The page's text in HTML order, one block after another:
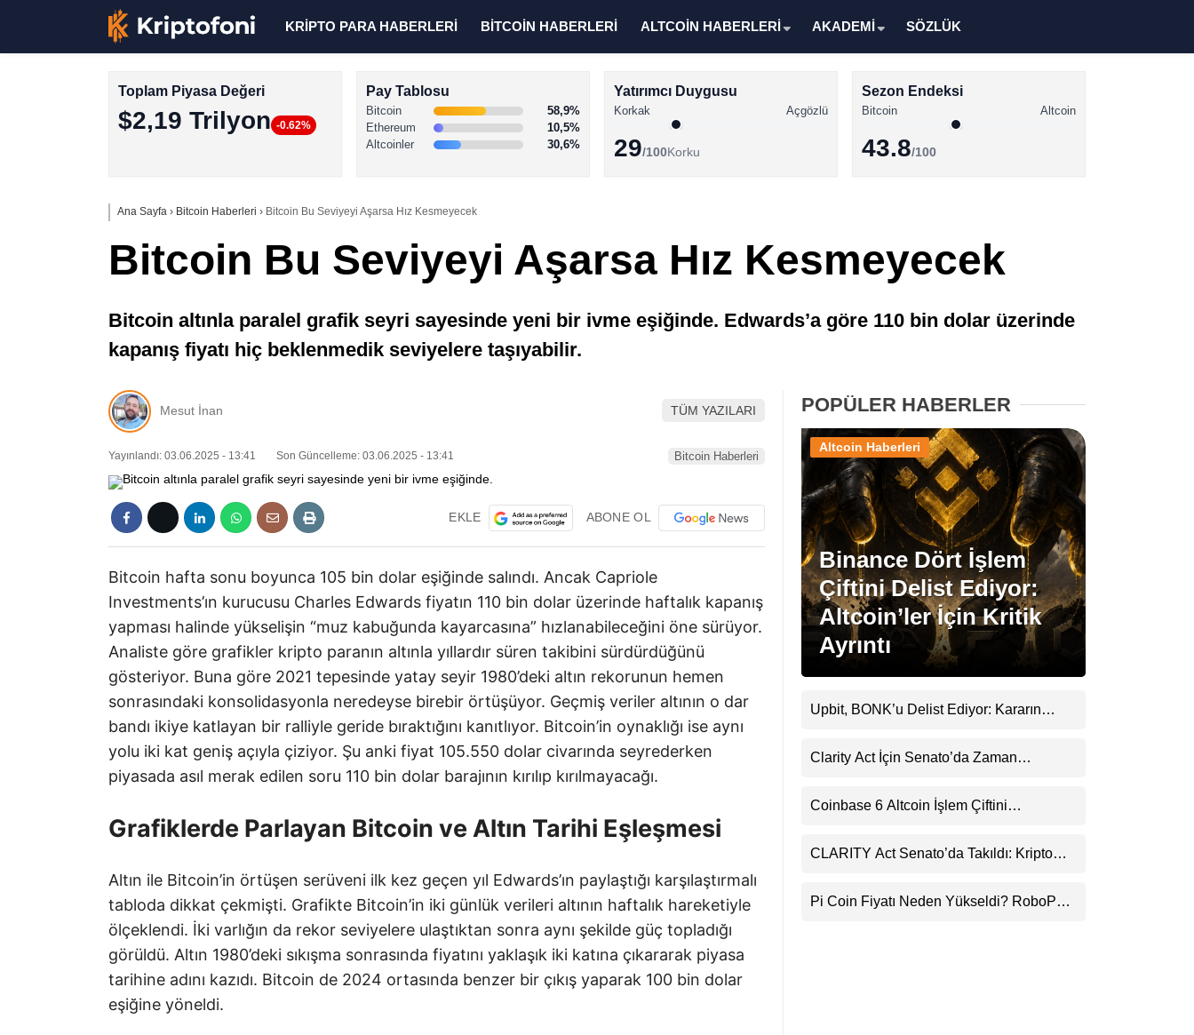
Altcoin Haberleri
Solana Haberleri
Memecoin Haberleri
Stablecoin Haberleri
Facebook
Instagram
Telegram
KRİPTO PARA HABERLERİ BİTCOİN HABERLERİ ALTCOİN HABERLERİ AKADEMİ SÖZLÜK
Toplam Piyasa Değeri
$2,19 Trilyon -0.62%
Pay Tablosu
Bitcoin
58,9%
Ethereum
10,5%
Altcoinler
30,6%
Yatırımcı Duygusu
Korkak Açgözlü
29/100Korku
Sezon Endeksi
Bitcoin Altcoin
43.8/100
Ana Sayfa › Bitcoin Haberleri › Bitcoin Bu Seviyeyi Aşarsa Hız Kesmeyecek
Bitcoin Bu Seviyeyi Aşarsa Hız Kesmeyecek
Bitcoin altınla paralel grafik seyri sayesinde yeni bir ivme eşiğinde. Edwards’a göre 110 bin dolar üzerinde
kapanış fiyatı hiç beklenmedik seviyelere taşıyabilir.
Mesut İnan TÜM YAZILARI
Yayınlandı: 03.06.2025 - 13:41 Son Güncelleme: 03.06.2025 - 13:41 Bitcoin Haberleri
EKLE ABONE OL
Bitcoin hafta sonu boyunca 105 bin dolar eşiğinde salındı. Ancak Capriole
Investments’ın kurucusu Charles Edwards fiyatın 110 bin dolar üzerinde haftalık kapanış
yapması halinde yükselişin “muz kabuğunda kayarcasına” hızlanabileceğini öne sürüyor.
Analiste göre grafikler kripto paranın altınla yıllardır süren takibini sürdürdüğünü
gösteriyor. Buna göre 2021 tepesinde yatay seyir 1980’deki altın rekorunun hemen
sonrasındaki konsolidasyonla neredeyse birebir örtüşüyor. Geçmiş veriler altının o dar
bandı ikiye katlayan bir ralliyle geride bıraktığını kanıtlıyor. Bitcoin’in oynaklığı ise aynı
yolu iki kat geniş açıyla çiziyor. Şu anki fiyat 105.550 dolar civarında seyrederken
piyasada asıl merak edilen soru 110 bin dolar barajının kırılıp kırılmayacağı.
Grafiklerde Parlayan Bitcoin ve Altın Tarihi Eşleşmesi
Altın ile Bitcoin’in örtüşen serüveni ilk kez geçen yıl Edwards’ın paylaştığı karşılaştırmalı
tabloda dikkat çekmişti. Grafikte Bitcoin’in iki günlük verileri altının haftalık hareketiyle
ölçeklendi. İki varlığın da rekor seviyelere ulaştıktan sonra aynı şekilde güç topladığı
görüldü. Altın 1980’deki sıkışma sonrasında fiyatını yaklaşık iki katına çıkararak piyasa
tarihine adını kazıdı. Bitcoin de 2024 ortasında benzer bir çıkış yaparak 100 bin dolar
eşiğine yöneldi.
POPÜLER HABERLER
Binance Dört İşlem
Çiftini Delist Ediyor:
Altcoin’ler İçin Kritik
Ayrıntı
Altcoin Haberleri
Upbit, BONK’u Delist Ediyor: Kararın
Var
Clarity Act İçin Senato’da Zaman
Coinbase 6 Altcoin İşlem Çiftini
CLARITY Act Senato’da Takıldı: Kripto
Pi Coin Fiyatı Neden Yükseldi? RoboPay